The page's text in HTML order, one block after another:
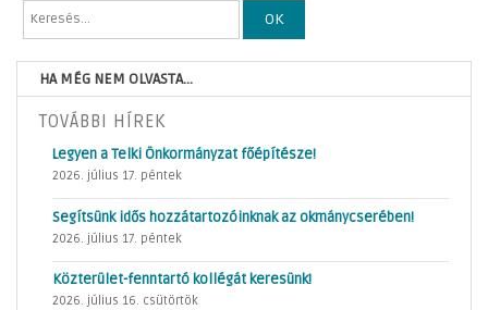
OK
HA MÉG NEM OLVASTA...
TOVÁBBI HÍREK
Legyen a Telki Önkormányzat főépítésze!
2026. július 17. péntek
Segítsünk idős hozzátartozóinknak az okmánycserében!
2026. július 17. péntek
Közterület-fenntartó kollégát keresünk!
2026. július 16. csütörtök